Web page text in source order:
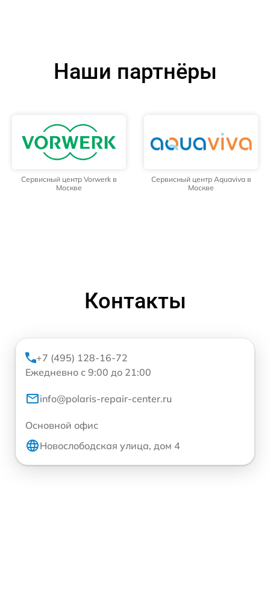
Наши партнёры
Сервисный центр Vorwerk в
Москве
Сервисный центр Aquaviva в
Москве
Контакты
+7 (495) 128-16-72
Ежедневно с 9:00 до 21:00
info@polaris-repair-center.ru
Основной офис
Новослободская улица, дом 4